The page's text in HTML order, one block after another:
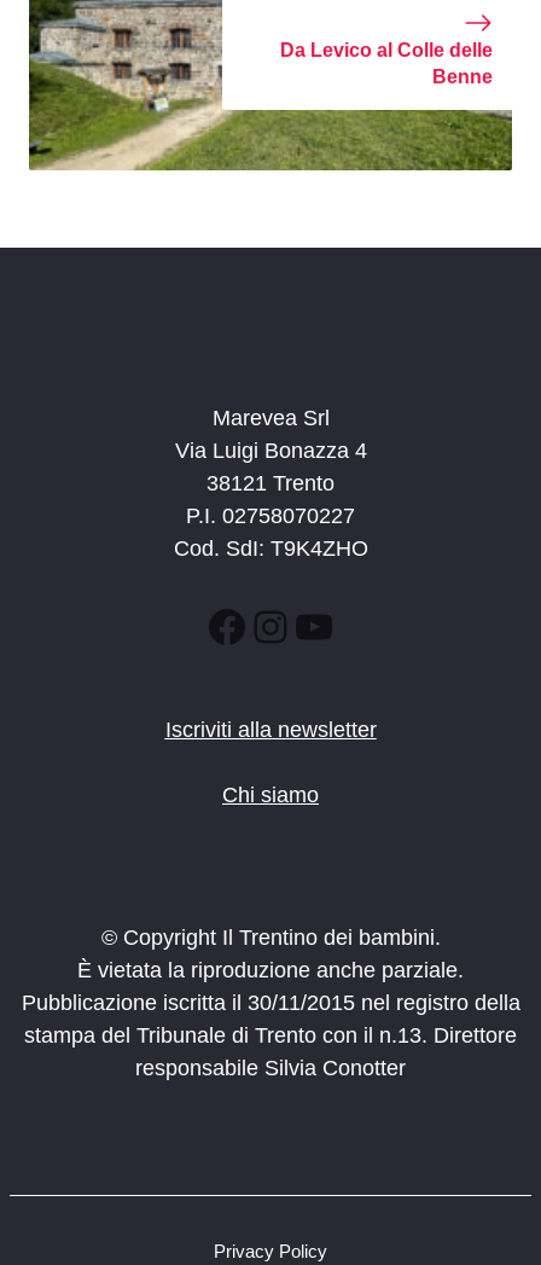
Da Levico al Colle delle
Benne
Marevea Srl
Via Luigi Bonazza 4
38121 Trento
P.I. 02758070227
Cod. SdI: T9K4ZHO
Facebook
Instagram
YouTube
Iscriviti alla newsletter
Chi siamo
© Copyright Il Trentino dei bambini.
È vietata la riproduzione anche parziale.
Pubblicazione iscritta il 30/11/2015 nel registro della
stampa del Tribunale di Trento con il n.13. Direttore
responsabile Silvia Conotter
Privacy Policy